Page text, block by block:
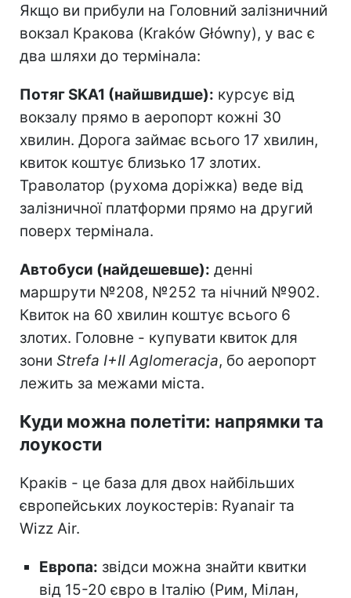
Якщо ви прибули на Головний залізничний
вокзал Кракова (Kraków Główny), у вас є
два шляхи до термінала:
Потяг SKA1 (найшвидше): курсує від
вокзалу прямо в аеропорт кожні 30
хвилин. Дорога займає всього 17 хвилин,
квиток коштує близько 17 злотих.
Траволатор (рухома доріжка) веде від
залізничної платформи прямо на другий
поверх термінала.
Автобуси (найдешевше): денні
маршрути №208, №252 та нічний №902.
Квиток на 60 хвилин коштує всього 6
злотих. Головне - купувати квиток для
зони Strefa I+II Aglomeracja, бо аеропорт
лежить за межами міста.
Куди можна полетіти: напрямки та
лоукости
Краків - це база для двох найбільших
європейських лоукостерів: Ryanair та
Wizz Air.
Европа: звідси можна знайти квитки
від 15-20 євро в Італію (Рим, Мілан,